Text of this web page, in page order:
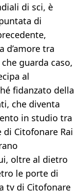
di sci, è
di
d’amore tra
guarda caso,
al
fidanzato della
che diventa
in studio tra
di Citofonare Rai
oltre al dietro
le porte di
tv di Citofonare